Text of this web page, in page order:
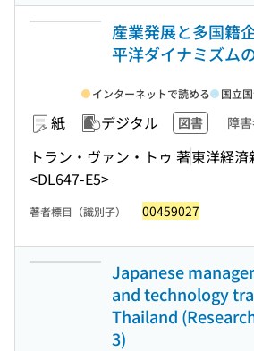
産業発展と多国籍
平洋ダイナミズム
紙 デジタル 図書 障
トラン・ヴァン・トゥ 著東洋経済
<DL647-E5>
インターネットで読める 国立
著者標目（識別子） 00459027
Japanese
and technology
Thailand
3)